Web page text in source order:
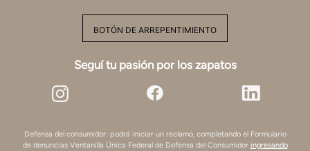
BOTÓN DE ARREPENTIMIENTO
Seguí tu pasión por los zapatos
Defensa del consumidor: podrá iniciar un reclamo, completando el Formulario
de denuncias Ventanilla Única Federal de Defensa del Consumidor ingresando